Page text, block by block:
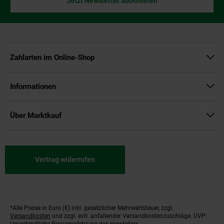
Zahlarten im Online-Shop
Informationen
Über Marktkauf
Vertrag widerrufen
Fußnoten
*Alle Preise in Euro (€) inkl. gesetzlicher Mehrwertsteuer, zzgl.
Versandkosten und zzgl. evtl. anfallender Versandkostenzuschläge. UVP: